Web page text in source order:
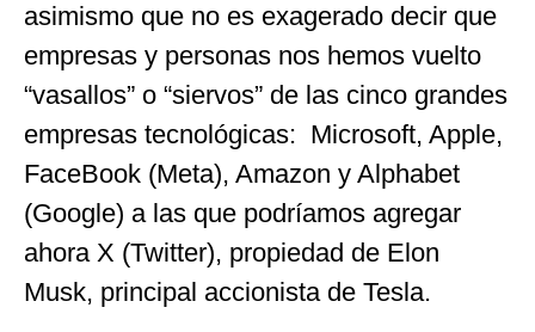
asimismo que no es exagerado decir que
empresas y personas nos hemos vuelto
“vasallos” o “siervos” de las cinco grandes
empresas tecnológicas: Microsoft, Apple,
FaceBook (Meta), Amazon y Alphabet
(Google) a las que podríamos agregar
ahora X (Twitter), propiedad de Elon
Musk, principal accionista de Tesla.